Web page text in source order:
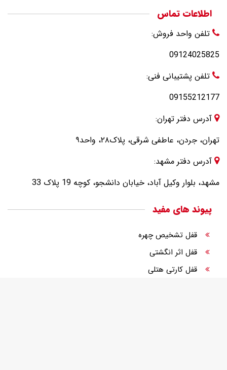
اطلاعات تماس
تلفن واحد فروش:
09124025825
تلفن پشتیبانی فنی:
09155212177
آدرس دفتر تهران:
تهران، جردن، عاطفی شرقی، پلاک۲۸، واحد۹
آدرس دفتر مشهد:
مشهد، بلوار وکیل آباد، خیابان دانشجو، کوچه 19 پلاک 33
پیوند های مفید
قفل تشخیص چهره
قفل اثر انگشتی
قفل کارتی هتلی